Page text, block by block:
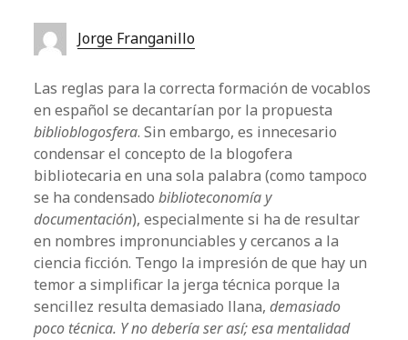
Jorge Franganillo
Las reglas para la correcta formación de vocablos
en español se decantarían por la propuesta
biblioblogosfera. Sin embargo, es innecesario
condensar el concepto de la blogofera
bibliotecaria en una sola palabra (como tampoco
se ha condensadobiblioteconomía y
documentación), especialmente si ha de resultar
en nombres impronunciables y cercanos a la
ciencia ficción. Tengo la impresión de que hay un
temor a simplificar la jerga técnica porque la
sencillez resulta demasiado llana,demasiado
poco técnica. Y no debería ser así; esa mentalidad